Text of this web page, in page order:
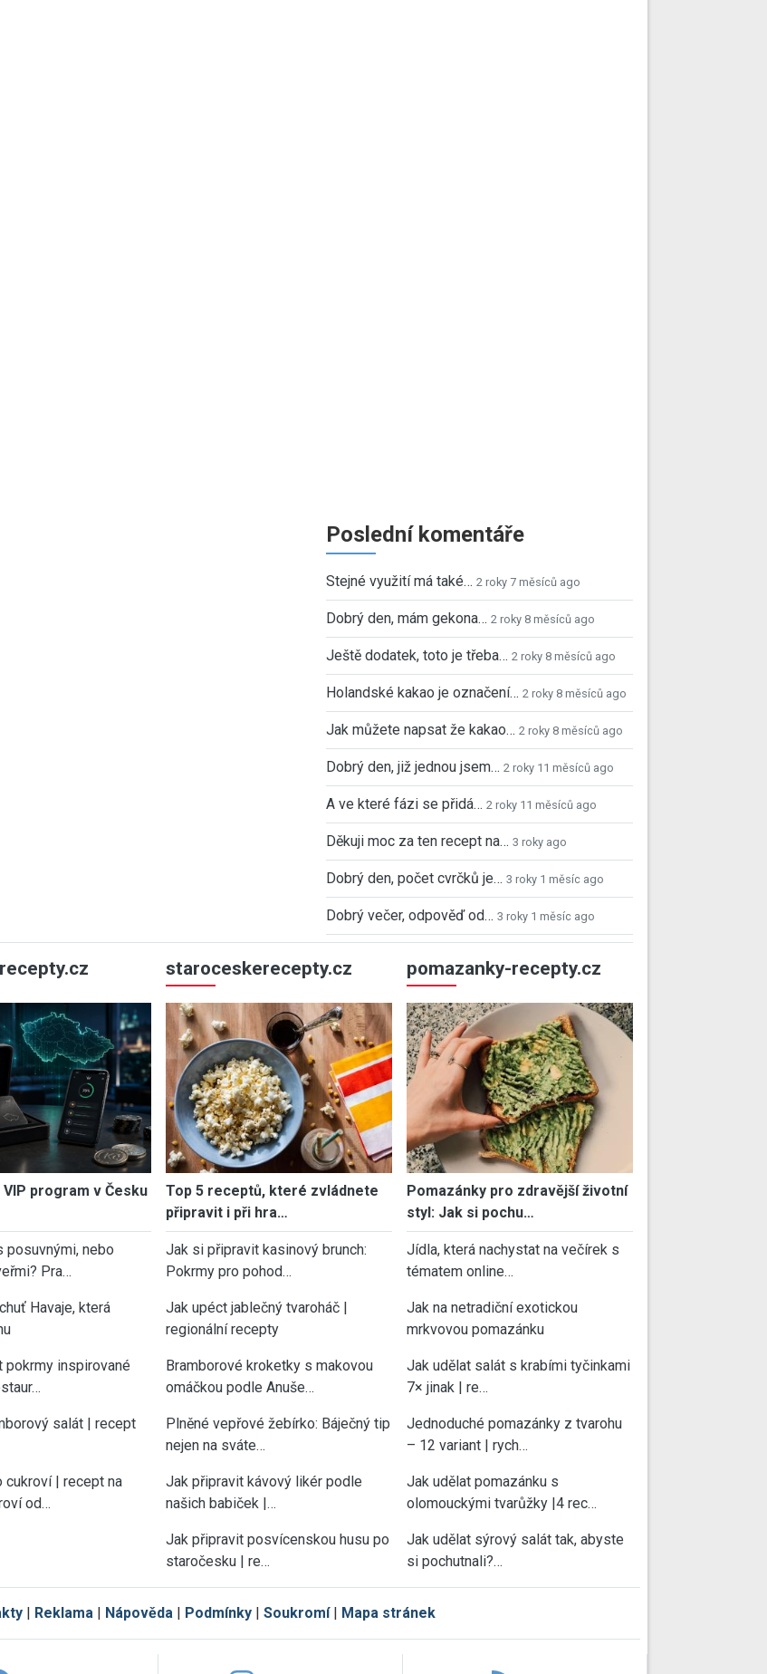
Poslední komentáře
Stejné využití má také… 2 roky 7 měsíců ago
Dobrý den, mám gekona… 2 roky 8 měsíců ago
Ještě dodatek, toto je třeba… 2 roky 8 měsíců ago
Holandské kakao je označení… 2 roky 8 měsíců ago
Jak můžete napsat že kakao… 2 roky 8 měsíců ago
Dobrý den, již jednou jsem… 2 roky 11 měsíců ago
A ve které fázi se přidá… 2 roky 11 měsíců ago
Děkuji moc za ten recept na… 3 roky ago
Dobrý den, počet cvrčků je… 3 roky 1 měsíc ago
Dobrý večer, odpověď od… 3 roky 1 měsíc ago
program v Česku
posuvnými, nebo
Pra…
Havaje, která
pokrmy inspirované
salát | recept
cukroví | recept na
od…
staroceskerecepty.cz
Top 5 receptů, které zvládnete
připravit i při hra…
Jak si připravit kasinový brunch:
Pokrmy pro pohod…
Jak upéct jablečný tvaroháč |
regionální recepty
Bramborové kroketky s makovou
omáčkou podle Anuše…
Plněné vepřové žebírko: Báječný tip
nejen na sváte…
Jak připravit kávový likér podle
našich babiček |…
Jak připravit posvícenskou husu po
staročesku | re…
pomazanky-recepty.cz
Pomazánky pro zdravější životní
styl: Jak si pochu…
Jídla, která nachystat na večírek s
tématem online…
Jak na netradiční exotickou
mrkvovou pomazánku
Jak udělat salát s krabími tyčinkami
7× jinak | re…
Jednoduché pomazánky z tvarohu
– 12 variant | rych…
Jak udělat pomazánku s
olomouckými tvarůžky |4 rec…
Jak udělat sýrový salát tak, abyste
si pochutnali?…
| Reklama | Nápověda | Podmínky | Soukromí| Mapa stránek